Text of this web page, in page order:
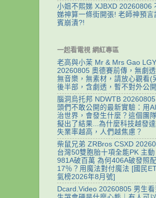
小姐不熙娣 XJBXD 20260806
娣神算一條街開張! 老師神預言
賓崩潰?!
一起看電視 網紅專區
老高與小茉 Mr & Mrs Gao
20260805 奧德賽前傳，無劇透
無音樂，無素材，請放心觀看(
後半部，含劇透，暫不對外公
腦洞烏托邦 NDWTB 20260805
頭們不敢公開的最新實驗：用
治世界，會發生什麼？這個團
擬出了結果...為什麼科技越發達
失業率越高，人們越焦慮？
柴鼠兄弟 ZRBros CSXD
台灣50雙胞胎十項全能PK 主動
981A破百萬 為何406A破發照配
17％？用魔法對付魔法 [國民
氣榜2026年8月號]
Dcard.Video 20260805 男生看